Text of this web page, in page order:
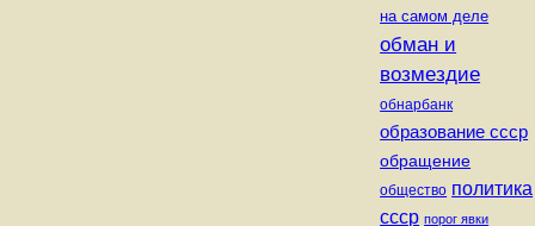
на самом деле
обман и
возмездие
обнарбанк
образование ссср
обращение
общество политика
ссср порог явки